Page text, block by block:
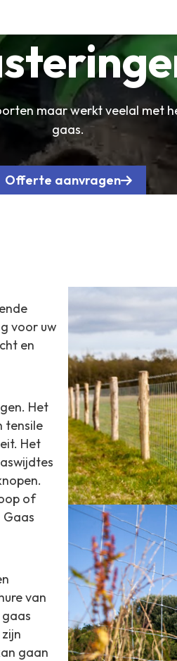
maar werkt veelal met
gaas.
Offerte aanvragen
voor uw
en
Het
tensile
Het
of
Gaas
van
gaan